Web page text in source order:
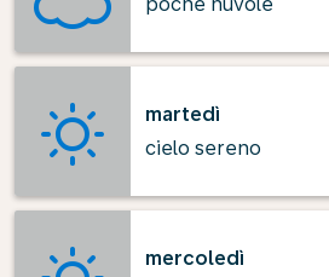
martedì
cielo sereno
mercoledì